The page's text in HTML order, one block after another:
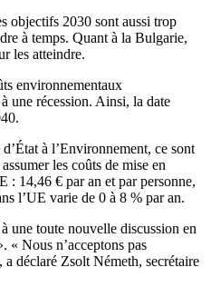
objectifs 2030 sont aussi trop
à temps. Quant à la Bulgarie,
les atteindre.
environnementaux
une récession. Ainsi, la date
à l’Environnement, ce sont
les coûts de mise en
: 14,46 € par an et par personne,
l’UE varie de 0 à 8 % par an.
une toute nouvelle discussion en
« Nous n’acceptons pas
déclaré Zsolt Németh, secrétaire